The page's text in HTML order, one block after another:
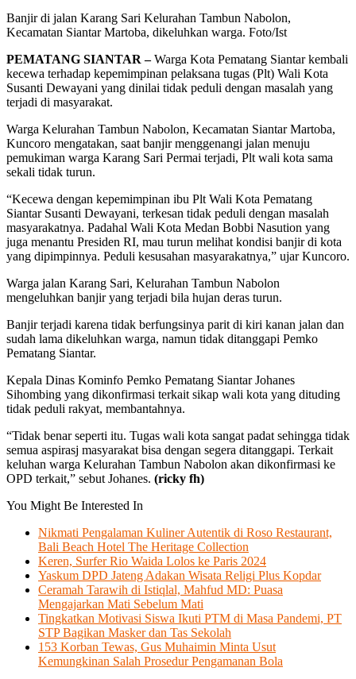
Banjir di jalan Karang Sari Kelurahan Tambun Nabolon,
Kecamatan Siantar Martoba, dikeluhkan warga. Foto/Ist
PEMATANG SIANTAR –Warga Kota Pematang Siantar kembali
kecewa terhadap kepemimpinan pelaksana tugas (Plt) Wali Kota
Susanti Dewayani yang dinilai tidak peduli dengan masalah yang
terjadi di masyarakat.
Warga Kelurahan Tambun Nabolon, Kecamatan Siantar Martoba,
Kuncoro mengatakan, saat banjir menggenangi jalan menuju
pemukiman warga Karang Sari Permai terjadi, Plt wali kota sama
sekali tidak turun.
“Kecewa dengan kepemimpinan ibu Plt Wali Kota Pematang
Siantar Susanti Dewayani, terkesan tidak peduli dengan masalah
masyarakatnya. Padahal Wali Kota Medan Bobbi Nasution yang
juga menantu Presiden RI, mau turun melihat kondisi banjir di kota
yang dipimpinnya. Peduli kesusahan masyarakatnya,” ujar Kuncoro.
Warga jalan Karang Sari, Kelurahan Tambun Nabolon
mengeluhkan banjir yang terjadi bila hujan deras turun.
Banjir terjadi karena tidak berfungsinya parit di kiri kanan jalan dan
sudah lama dikeluhkan warga, namun tidak ditanggapi Pemko
Pematang Siantar.
Kepala Dinas Kominfo Pemko Pematang Siantar Johanes
Sihombing yang dikonfirmasi terkait sikap wali kota yang dituding
tidak peduli rakyat, membantahnya.
“Tidak benar seperti itu. Tugas wali kota sangat padat sehingga tidak
semua aspirasj masyarakat bisa dengan segera ditanggapi. Terkait
keluhan warga Kelurahan Tambun Nabolon akan dikonfirmasi ke
OPD terkait,” sebut Johanes. (ricky fh)
You Might Be Interested In
Nikmati Pengalaman Kuliner Autentik di Roso Restaurant,
Bali Beach Hotel The Heritage Collection
Keren, Surfer Rio Waida Lolos ke Paris 2024
Yaskum DPD Jateng Adakan Wisata Religi Plus Kopdar
Ceramah Tarawih di Istiqlal, Mahfud MD: Puasa
Mengajarkan Mati Sebelum Mati
Tingkatkan Motivasi Siswa Ikuti PTM di Masa Pandemi, PT
STP Bagikan Masker dan Tas Sekolah
153 Korban Tewas, Gus Muhaimin Minta Usut
Kemungkinan Salah Prosedur Pengamanan Bola